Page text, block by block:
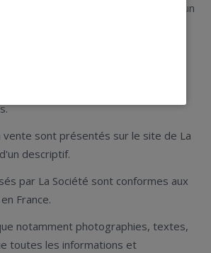
physique visitant ou effectuant un
après « le Client »).
permet au Client de commander en
collection MAGASINS BLEUS (ci-
») selon les présentes
vente sont présentés sur le site de La
descriptif.
par La Société sont conformes aux
France.
notamment photographies, textes,
toutes les informations et